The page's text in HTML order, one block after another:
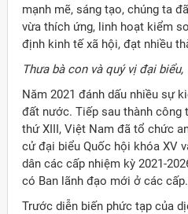
mạnh mẽ, sáng tạo, chúng ta
vừa thích ứng, linh hoạt kiểm
định kinh tế xã hội, đạt nhiều
Thưa bà con và quý vị đại biểu,
Năm 2021 đánh dấu nhiều sự
đất nước. Tiếp sau thành
thứ XIII, Việt Nam đã tổ chức
cử đại biểu Quốc hội khóa XV
dân các cấp nhiệm kỳ 2021-
có Ban lãnh đạo mới ở các cấp.
Trước diễn biến phức tạp của